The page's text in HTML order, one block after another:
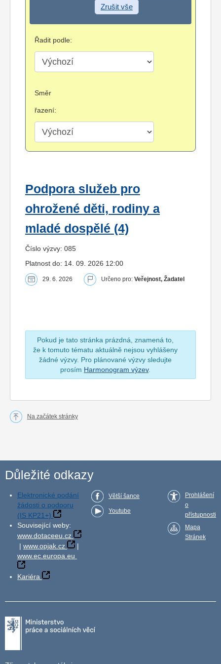
Zrušit vše
Řadit podle:
Směr
řazení:
Podpora služeb pro
ohrožené děti, rodiny a
mladé dospělé (4)
Číslo výzvy: 085
Platnost do: 14. 09. 2026 12:00
29. 6. 2026 Určeno pro: Veřejnost, Žadatel
Pokud je tato stránka prázdná, znamená to,
že k tomuto tématu aktuálně nejsou vyhlášeny
žádné výzvy. Pro plánované výzvy sledujte
prosím Harmonogram výzev.
Na začátek stránky
Důležité odkazy
Elektronické podání
žádosti o podporu
(IS KP21+)
Související weby:
www.dotaceeu.cz
| www.opjak.cz
|
www.ec.europa.eu
Kariéra
Větší šance
Youtube
Prohlášení
o
přístupnosti
Mapa
Stránek